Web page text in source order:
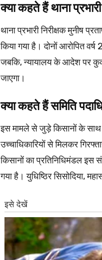
क्या कहते हैं थाना प्रभारी
थाना प्रभारी निरीक्षक मुनीष
किया गया है। दोनों आरोपित
जबकि, न्यायालय के आदेश पर
जाएगा।
क्या कहते हैं समिति
इस मामले से जुड़े किसानों के साथ
उच्चाधिकारियों से मिलकर
किसानों का प्रतिनिधिमंडल इस
गया है। युधिष्ठिर सिसोदिया,